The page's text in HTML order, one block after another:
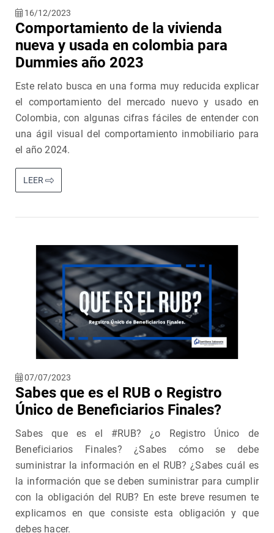
16/12/2023
Comportamiento de la vivienda
nueva y usada en colombia para
Dummies año 2023
Este relato busca en una forma muy reducida explicar
el comportamiento del mercado nuevo y usado en
Colombia, con algunas cifras fáciles de entender con
una ágil visual del comportamiento inmobiliario para
el año 2024.
LEER
07/07/2023
Sabes que es el RUB o Registro
Único de Beneficiarios Finales?
Sabes que es el #RUB? ¿o Registro Único de
Beneficiarios Finales? ¿Sabes cómo se debe
suministrar la información en el RUB? ¿Sabes cuál es
la información que se deben suministrar para cumplir
con la obligación del RUB? En este breve resumen te
explicamos en que consiste esta obligación y que
debes hacer.